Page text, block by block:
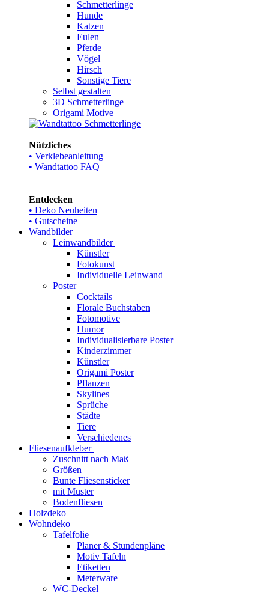
Schmetterlinge
Hunde
Katzen
Eulen
Pferde
Vögel
Hirsch
Sonstige Tiere
Selbst gestalten
3D Schmetterlinge
Origami Motive
Nützliches
• Verklebeanleitung
• Wandtattoo FAQ
Entdecken
• Deko Neuheiten
• Gutscheine
Wandbilder
Leinwandbilder
Künstler
Fotokunst
Individuelle Leinwand
Poster
Cocktails
Florale Buchstaben
Fotomotive
Humor
Individualisierbare Poster
Kinderzimmer
Künstler
Origami Poster
Pflanzen
Skylines
Sprüche
Städte
Tiere
Verschiedenes
Fliesenaufkleber
Zuschnitt nach Maß
Größen
Bunte Fliesensticker
mit Muster
Bodenfliesen
Holzdeko
Wohndeko
Tafelfolie
Planer & Stundenpläne
Motiv Tafeln
Etiketten
Meterware
WC-Deckel